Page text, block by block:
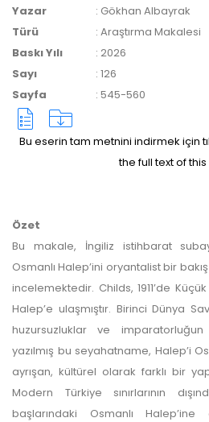
yazarlara geri iade
gönderilmesi ve
Alan Editörü
ve hakem süreçleri,
gerçekleştirilmektedir.
Yazar : Gökhan Albayrak
Türü
: Araştırma Makalesi
Baskı Yılı
: 2026
Sayı
: 126
Sayfa
: 545-560
Bu eserin tam metnini indirmek için
the full text of
Özet
Bu makale, İngiliz istihbarat
Osmanlı Halep’ini oryantalist bir
incelemektedir. Childs, 1911’de
Halep’e ulaşmıştır. Birinci Dünya
huzursuzluklar ve imparatorluğun
yazılmış bu seyahatname, Halep’i
ayrışan, kültürel olarak farklı bir
Modern Türkiye sınırlarının
başlarındaki Osmanlı